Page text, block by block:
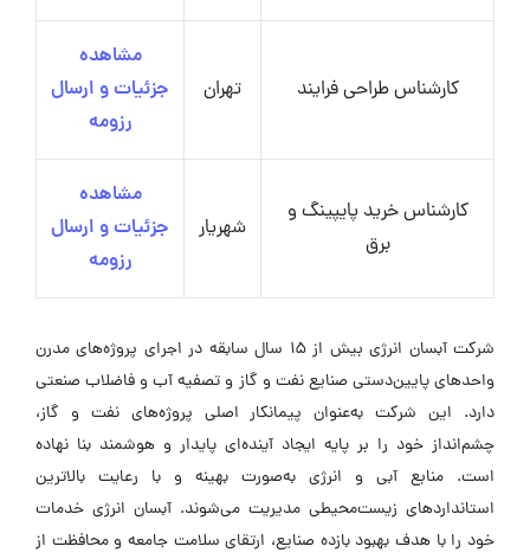
کارشناس طراحی فرایند تهران
مشاهده
جزئیات و ارسال
رزومه
کارشناس خرید پایپینگ و
برق
شهریار
مشاهده
جزئیات و ارسال
رزومه
شرکت آبسان انرژی بیش از 15 سال سابقه در اجرای پروژه‌های مدرن
واحدهای پایین‌دستی صنایع نفت و گاز و تصفیه آب و فاضلاب صنعتی
دارد. این شرکت به‌عنوان پیمانکار اصلی پروژه‌های نفت و گاز،
چشم‌انداز خود را بر پایه ایجاد آینده‌ای پایدار و هوشمند بنا نهاده
است. منابع آبی و انرژی به‌صورت بهینه و با رعایت بالاترین
استانداردهای زیست‌محیطی مدیریت می‌شوند. آبسان انرژی خدمات
خود را با هدف بهبود بازده صنایع، ارتقای سلامت جامعه و محافظت از